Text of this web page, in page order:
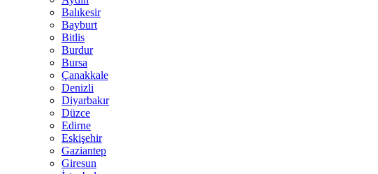
Balıkesir
Bayburt
Bitlis
Burdur
Bursa
Çanakkale
Denizli
Diyarbakır
Düzce
Edirne
Eskişehir
Gaziantep
Giresun